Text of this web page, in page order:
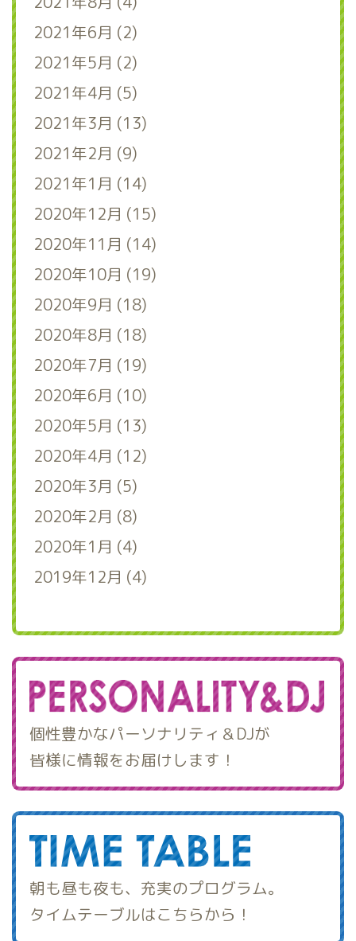
2021年6月 (2)
2021年5月 (2)
2021年4月 (5)
2021年3月 (13)
2021年2月 (9)
2021年1月 (14)
2020年12月 (15)
2020年11月 (14)
2020年10月 (19)
2020年9月 (18)
2020年8月 (18)
2020年7月 (19)
2020年6月 (10)
2020年5月 (13)
2020年4月 (12)
2020年3月 (5)
2020年2月 (8)
2020年1月 (4)
2019年12月 (4)
個性豊かなパーソナリティ＆DJが
皆様に情報をお届けします！
朝も昼も夜も、充実のプログラム。
タイムテーブルはこちらから！